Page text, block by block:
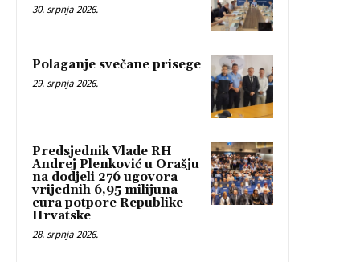
30. srpnja 2026.
Polaganje svečane prisege
29. srpnja 2026.
Predsjednik Vlade RH
Andrej Plenković u Orašju
na dodjeli 276 ugovora
vrijednih 6,95 milijuna
eura potpore Republike
Hrvatske
28. srpnja 2026.